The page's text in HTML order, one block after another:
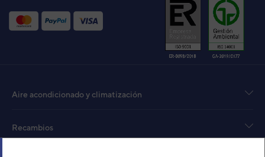
Código:
Ref. fabricante:
AOYA18LALL
(ASG14UI)
Aire acondicionado y climatización
Recambios